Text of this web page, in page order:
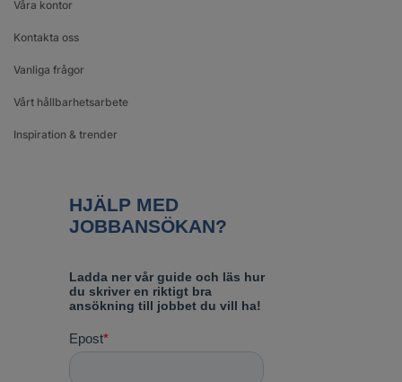
Våra kontor
Kontakta oss
Vanliga frågor
Vårt hållbarhetsarbete
Inspiration & trender